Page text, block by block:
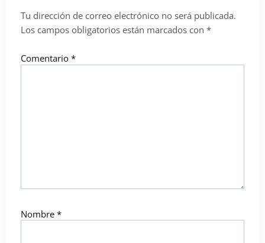
Tu dirección de correo electrónico no será publicada.
Los campos obligatorios están marcados con *
Comentario *
Nombre *